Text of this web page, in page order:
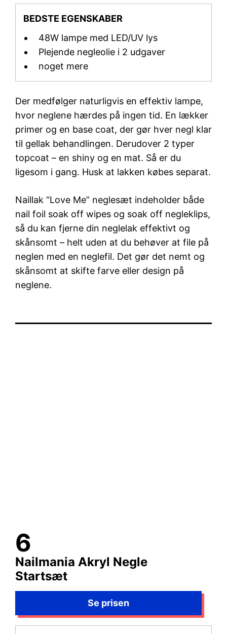
BEDSTE EGENSKABER
48W lampe med LED/UV lys
Plejende negleolie i 2 udgaver
noget mere
Der medfølger naturligvis en effektiv lampe,
hvor neglene hærdes på ingen tid. En lækker
primer og en base coat, der gør hver negl klar
til gellak behandlingen. Derudover 2 typer
topcoat – en shiny og en mat. Så er du
ligesom i gang. Husk at lakken købes separat.
Naillak “Love Me” neglesæt indeholder både
nail foil soak off wipes og soak off negleklips,
så du kan fjerne din neglelak effektivt og
skånsomt – helt uden at du behøver at file på
neglen med en neglefil. Det gør det nemt og
skånsomt at skifte farve eller design på
neglene.
Nailmania Akryl Negle
Startsæt